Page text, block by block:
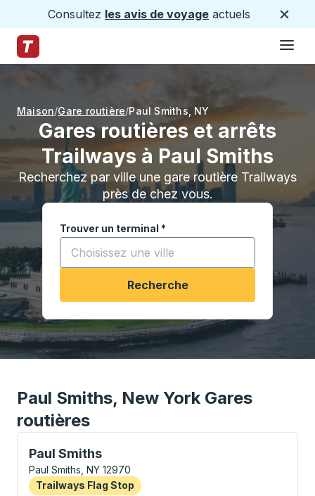
Consultez les avis de voyage actuels
Page d'accueil des sentiers
Maison Gare routière Paul Smiths NY
Gares routières et arrêts
Trailways à Paul Smiths
Recherchez par ville une gare routière Trailways
près de chez vous.
Trouver un terminal *
Commencez à saisir une ville pour ouvrir les
Recherche
Paul Smiths, New York Gares
routières
Paul Smiths
Flag Stop, utilisez les touches fléchées ou la
Paul Smiths, NY 12970
Flag Stop
Trailways Flag Stop